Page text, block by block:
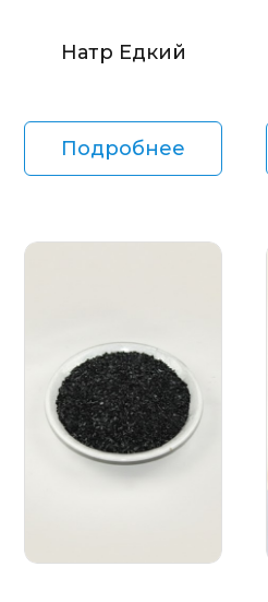
Натр Едкий
Подробнее